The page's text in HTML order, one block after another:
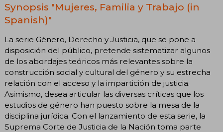
Synopsis "Mujeres, Familia y Trabajo (in
Spanish)"
La serie Género, Derecho y Justicia, que se pone a
disposición del público, pretende sistematizar algunos
de los abordajes teóricos más relevantes sobre la
construcción social y cultural del género y su estrecha
relación con el acceso y la impartición de justicia.
Asimismo, desea articular las diversas críticas que los
estudios de género han puesto sobre la mesa de la
disciplina jurídica. Con el lanzamiento de esta serie, la
Suprema Corte de Justicia de la Nación toma parte